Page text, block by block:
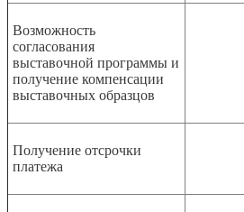
Возможность
согласования
выставочной программы и
получение компенсации
выставочных образцов
Получение отсрочки
платежа